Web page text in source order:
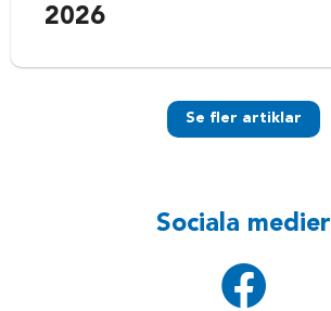
2026
Se fler artiklar
Sociala medier